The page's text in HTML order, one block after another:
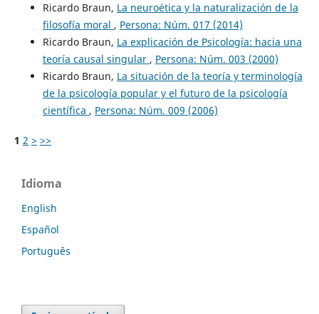
Ricardo Braun, La neuroética y la naturalización de la
filosofía moral , Persona: Núm. 017 (2014)
Ricardo Braun, La explicación de Psicología: hacia una
teoría causal singular , Persona: Núm. 003 (2000)
Ricardo Braun, La situación de la teoría y terminología
de la psicología popular y el futuro de la psicología
científica , Persona: Núm. 009 (2006)
1 2 > >>
Idioma
English
Español
Português